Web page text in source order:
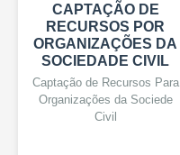
CAPTAÇÃO DE
RECURSOS POR
ORGANIZAÇÕES DA
SOCIEDADE CIVIL
Captação de Recursos Para
Organizações da Sociede
Civil